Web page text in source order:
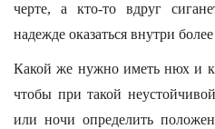
черте, а кто-то вдруг
надежде оказаться внутри
Какой же нужно иметь нюх и
чтобы при такой
или ночи определить